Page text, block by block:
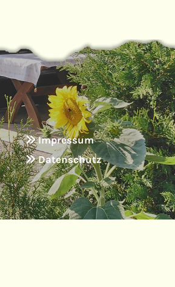
 Impressum
 Datenschutz